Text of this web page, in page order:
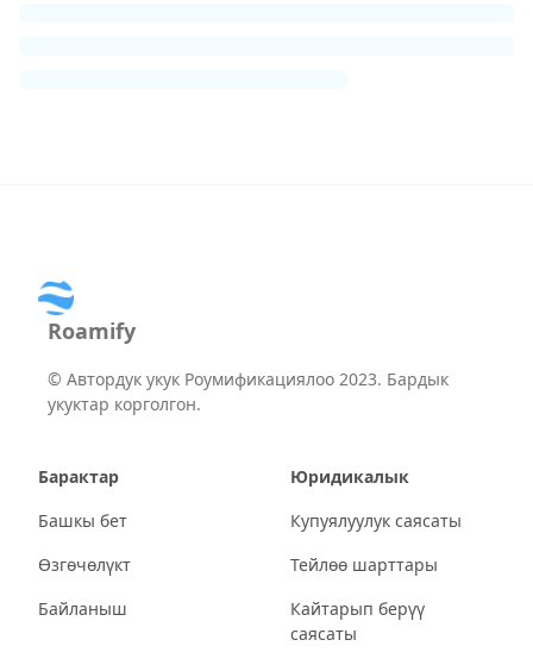
Roamify
© Автордук укук Роумификациялоо 2023. Бардык
укуктар корголгон.
Барактар
Башкы бет
Өзгөчөлүкт
Байланыш
Юридикалык
Купуялуулук саясаты
Тейлөө шарттары
Кайтарып берүү
саясаты